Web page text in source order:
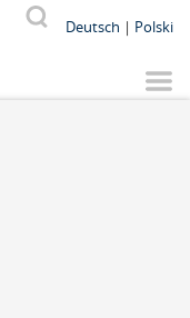
Od
Suche
Deutsch Polski
von der Mitte